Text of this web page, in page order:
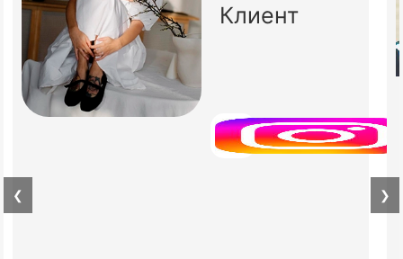
Клиент
❮ ❯